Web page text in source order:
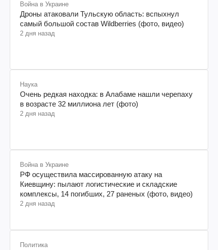
Война в Украине
Дроны атаковали Тульскую область: вспыхнул
самый большой состав Wildberries (фото, видео)
2 дня назад
Наука
Очень редкая находка: в Алабаме нашли черепаху
в возрасте 32 миллиона лет (фото)
2 дня назад
Война в Украине
РФ осуществила массированную атаку на
Киевщину: пылают логистические и складские
комплексы, 14 погибших, 27 раненых (фото, видео)
2 дня назад
Политика